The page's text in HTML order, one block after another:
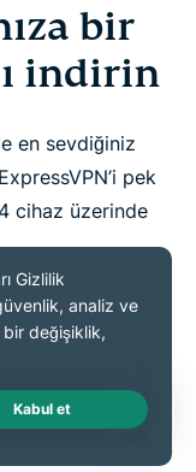
bir
indirin
en sevdiğiniz
pek
cihaz üzerinde
Live Chat